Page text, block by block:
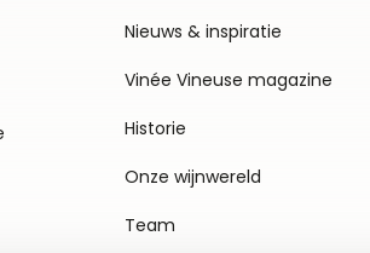
Nieuws & inspiratie
Vinée Vineuse magazine
Historie
Onze wijnwereld
Team